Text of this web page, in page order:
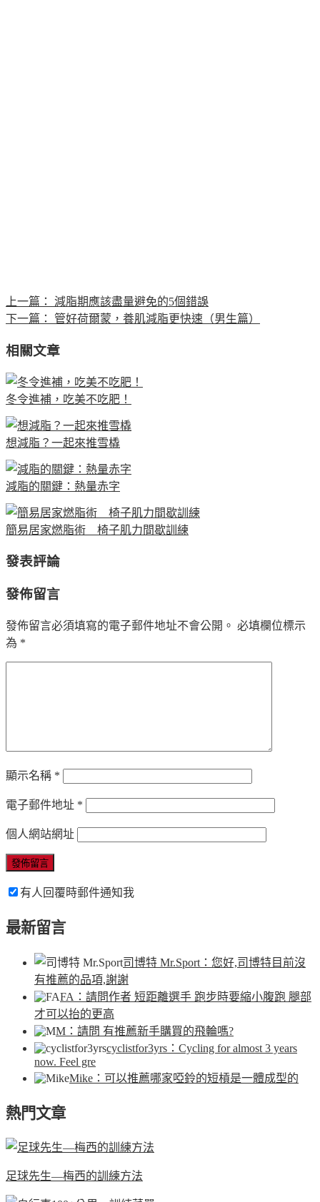
上一篇：
減脂期應該盡量避免的5個錯誤
下一篇：
管好荷爾蒙，養肌減脂更快速（男生篇）
相關文章
冬令進補，吃美不吃肥！
想減脂？一起來推雪橇
減脂的關鍵：熱量赤字
簡易居家燃脂術 椅子肌力間歇訓練
發表評論
發佈留言
發佈留言必須填寫的電子郵件地址不會公開。 必填欄位標示
為 *
顯示名稱 *
電子郵件地址 *
個人網站網址
有人回覆時郵件通知我
最新留言
司博特 Mr.Sport ：您好,司博特目前沒
有推薦的品項,謝謝
FA ：請問作者 短距離選手 跑步時要縮小腹跑 腿部
才可以抬的更高
M ：請問 有推薦新手購買的飛輪嗎?
cyclistfor3yrs ：Cycling for almost 3 years
now. Feel gre
Mike ：可以推薦哪家啞鈴的短槓是一體成型的
熱門文章
足球先生—梅西的訓練方法